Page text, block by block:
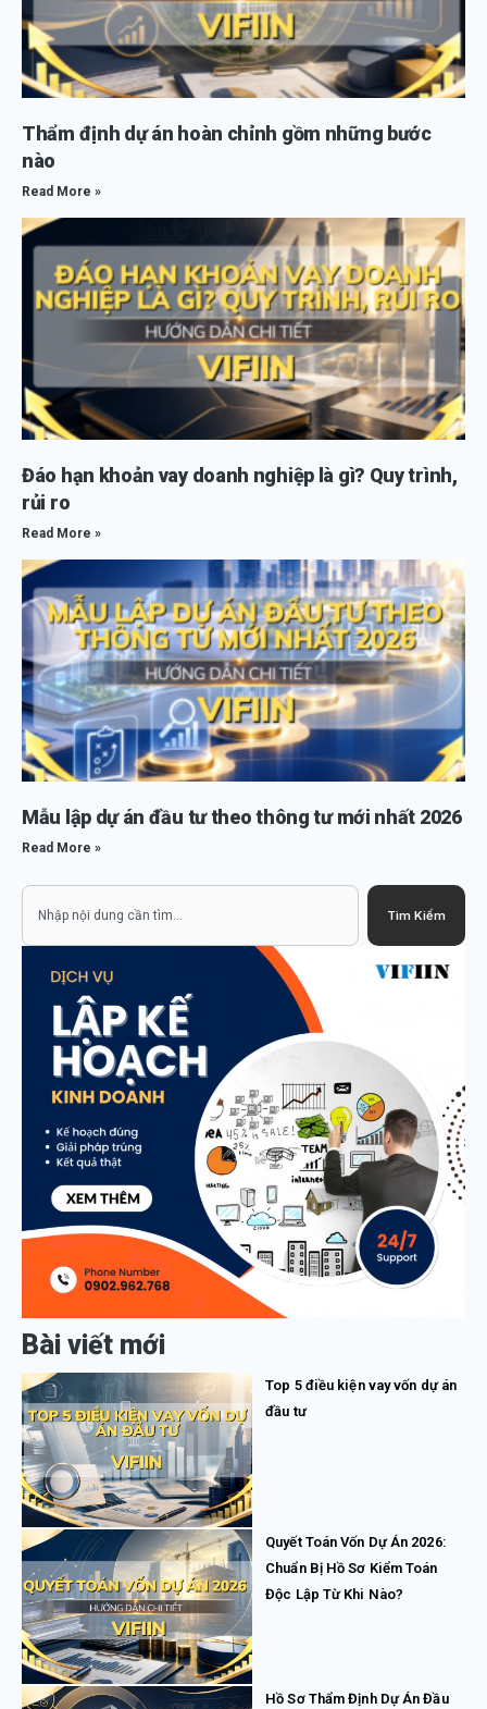
Thẩm định dự án hoàn chỉnh gồm những bước
nào
Read More »
Đáo hạn khoản vay doanh nghiệp là gì? Quy trình,
rủi ro
Read More »
Mẫu lập dự án đầu tư theo thông tư mới nhất 2026
Read More »
Tìm Kiếm
Bài viết mới
Top 5 điều kiện vay vốn dự án
đầu tư
Quyết Toán Vốn Dự Án 2026:
Chuẩn Bị Hồ Sơ Kiểm Toán
Độc Lập Từ Khi Nào?
Hồ Sơ Thẩm Định Dự Án Đầu